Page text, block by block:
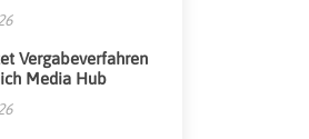
Vergabeverfahren
Media Hub